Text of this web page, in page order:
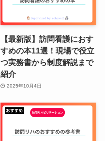
【最新版】訪問看護におす
すめの本11選！現場で役立
つ実務書から制度解説まで
紹介
2025年10月4日